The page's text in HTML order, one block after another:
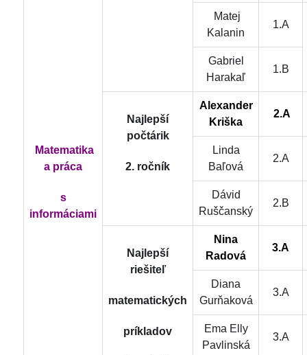
Matematika
a práca
s
informáciami
Matej
Kalanin
1.A
Gabriel
Harakaľ
1.B
Najlepší
počtárik
2. ročník
Alexander
Kriška
2.A
Linda
Baľová
2.A
Dávid
Ruščanský
2.B
Najlepší
riešiteľ
matematických
príkladov
Nina
Radová
3.A
Diana
Gurňaková
3.A
Ema Elly
Pavlinská
3.A